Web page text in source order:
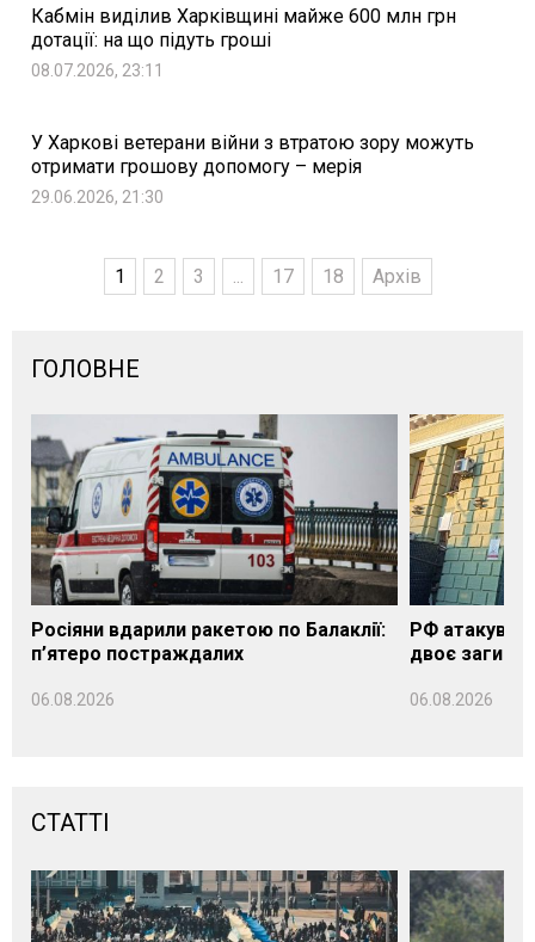
Кабмін виділив Харківщині майже 600 млн грн
дотації: на що підуть гроші
08.07.2026, 23:11
У Харкові ветерани війни з втратою зору можуть
отримати грошову допомогу – мерія
29.06.2026, 21:30
1 2 3 ... 17 18 Архів
ГОЛОВНЕ
Росіяни вдарили ракетою по Балаклії:
п’ятеро постраждалих
06.08.2026
РФ
двоє
06.08.2026
СТАТТІ